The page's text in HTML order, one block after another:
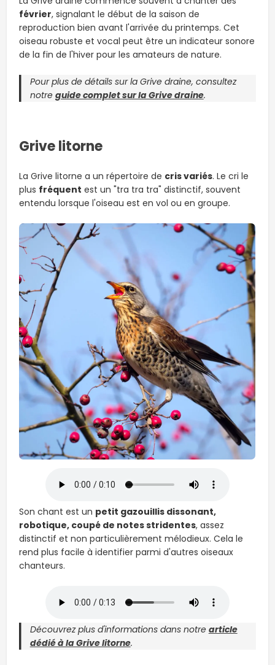
février, signalant le début de la saison de
reproduction bien avant l'arrivée du printemps. Cet
oiseau robuste et vocal peut être un indicateur sonore
de la fin de l'hiver pour les amateurs de nature.
Pour plus de détails sur la Grive draine, consultez
notre guide complet sur la Grive draine.
Grive litorne
La Grive litorne a un répertoire de cris variés. Le cri le
plus fréquent est un "tra tra tra" distinctif, souvent
entendu lorsque l'oiseau est en vol ou en groupe.
Son chant est un petit gazouillis dissonant,
robotique, coupé de notes stridentes, assez
distinctif et non particulièrement mélodieux. Cela le
rend plus facile à identifier parmi d'autres oiseaux
chanteurs.
Découvrez plus d'informations dans notre article
dédié à la Grive litorne.